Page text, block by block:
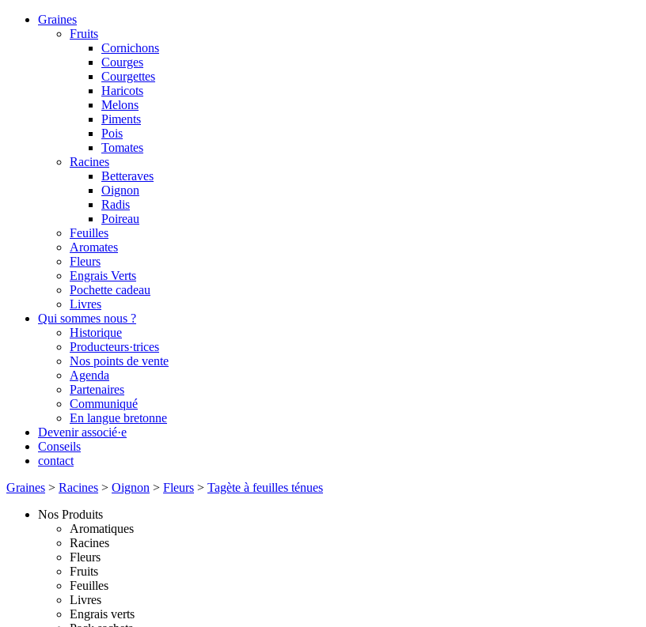
Graines
Fruits
Cornichons
Courges
Courgettes
Haricots
Melons
Piments
Pois
Tomates
Racines
Betteraves
Oignon
Radis
Poireau
Feuilles
Aromates
Fleurs
Engrais Verts
Pochette cadeau
Livres
Qui sommes nous ?
Historique
Producteurs·trices
Nos points de vente
Agenda
Partenaires
Communiqué
En langue bretonne
Devenir associé·e
Conseils
contact
Graines > Racines > Oignon > Fleurs > Tagète à feuilles ténues
Nos Produits
Aromatiques
Racines
Fleurs
Fruits
Feuilles
Livres
Engrais verts